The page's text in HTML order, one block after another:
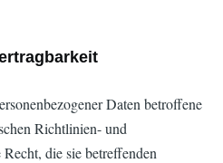
Daten betroffene
Richtlinien- und
die sie betreffenden